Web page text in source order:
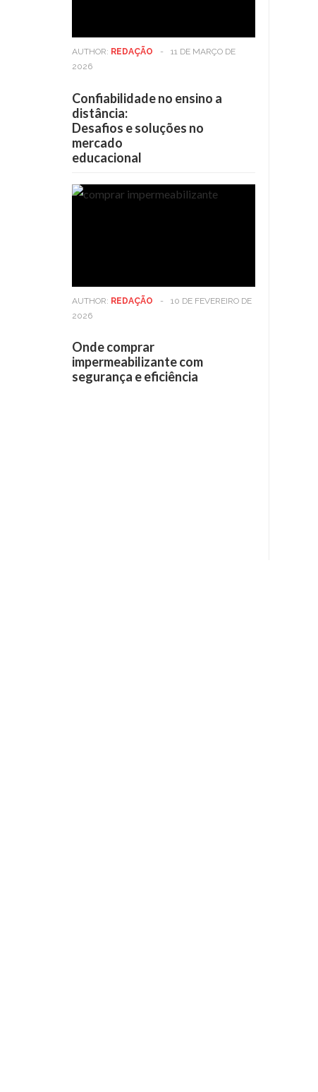
AUTHOR: REDAÇÃO -
11 DE MARÇO DE
2026
Confiabilidade no ensino a
distância:
Desafios e soluções no
mercado
educacional
AUTHOR: REDAÇÃO -
10 DE FEVEREIRO DE
2026
Onde comprar
impermeabilizante com
segurança e eficiência